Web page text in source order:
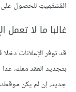
المُسْتَمِيتِ للحصول على
غالبا ما لا تعمل
قد توفر الإعلانات
بتجديد العقد معك،
جديد، إن لم يكن